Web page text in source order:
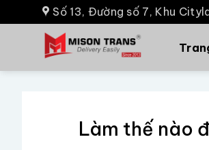
Số 13, Đường số 7, Khu
Làm thế nào